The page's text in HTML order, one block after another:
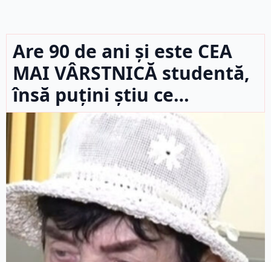
Are 90 de ani și este CEA
MAI VÂRSTNICĂ studentă,
însă puțini știu ce…